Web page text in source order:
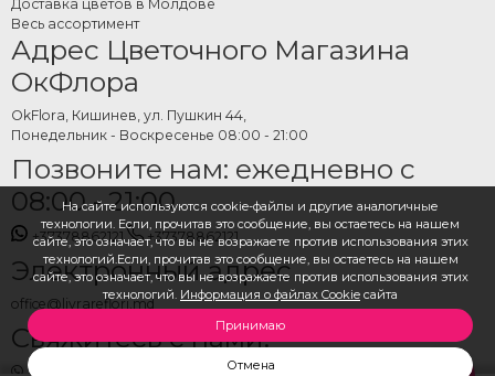
На сайте используются cookie-файлы и другие аналогичные
технологии. Если, прочитав это сообщение, вы остаетесь на нашем
сайте, это означает, что вы не возражаете против использования этих
технологий.Если, прочитав это сообщение, вы остаетесь на нашем
сайте, это означает, что вы не возражаете против использования этих
технологий. Информация о файлах Cookie сайта
Принимаю
Отмена
Доставка цветов в Молдове
Весь ассортимент
Адрес Цветочного Магазина
ОкФлора
OkFlora, Кишинев, ул. Пушкин 44,
Понедельник - Воскресенье 08:00 - 21:00
Позвоните нам: ежедневно с
08:00 - 21:00
+37378862121 +37378862121
Электронный адрес
office@livrareflori.md
Свяжитесь с нами:
whatsapp